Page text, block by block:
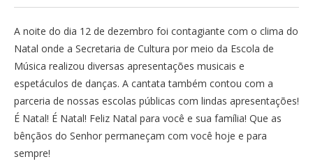
A noite do dia 12 de dezembro foi contagiante com o clima do
Natal onde a Secretaria de Cultura por meio da Escola de
Música realizou diversas apresentações musicais e
espetáculos de danças. A cantata também contou com a
parceria de nossas escolas públicas com lindas apresentações!
É Natal! É Natal! Feliz Natal para você e sua família! Que as
bênçãos do Senhor permaneçam com você hoje e para
sempre!